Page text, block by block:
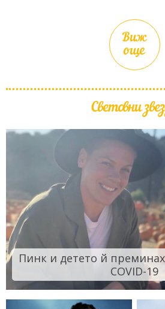
Виж
още
Световни
Пинк и детето й
COVID-19